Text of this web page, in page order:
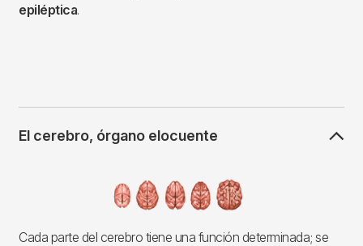
epiléptica.
El cerebro, órgano elocuente
Cada parte del cerebro tiene una función determinada; se